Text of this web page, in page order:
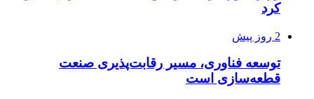
کرد
2 روز پیش
توسعه فناوری، مسیر رقابت‌پذیری صنعت
قطعه‌سازی است